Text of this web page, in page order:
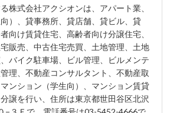
株式会社アクシオンは、アパート業、
）、貸事務所、貸店舗、貸ビル、貸
向け賃貸住宅、高齢者向け分譲住宅、
販売、中古住宅売買、土地管理、土地
バイク駐車場、ビル管理、ビルメンテ
理、不動産コンサルタント、不動産取
ンション（学生向）、マンション賃貸
譲を行い、住所は東京都世田谷区北沢